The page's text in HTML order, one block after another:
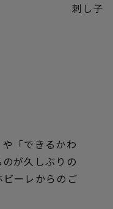
刺し子
「できるかわ
が久しぶりの
ーレからのご